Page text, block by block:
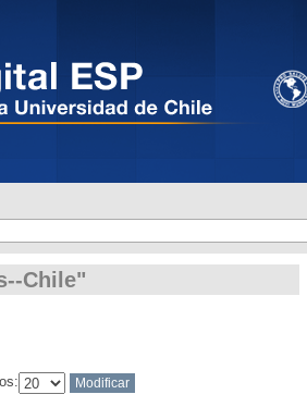
Chile"